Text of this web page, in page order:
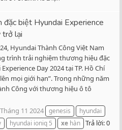
đặc biệt Hyundai Experience
trở lại
Hyundai Thành Công Việt Nam
trình trải nghiệm thương hiệu đặc
Day 2024 tại TP. Hồ Chí
mọi giới hạn”. Trong những năm
Công với thương hiệu ô tô
11 2024 genesis
hyundai
hyundai ioniq 5 xe hàn Trả lời: 0